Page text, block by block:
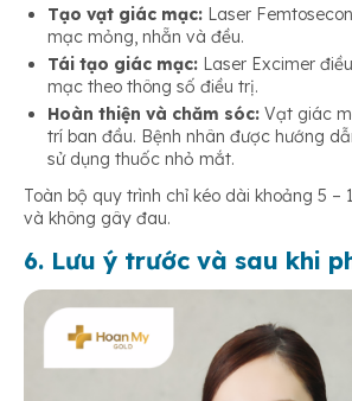
Tạo vạt giác mạc: Laser
mạc mỏng, nhẵn và đều.
Tái tạo giác mạc: Laser Excimer
mạc theo thông số điều trị.
Hoàn thiện và chăm sóc: Vạt giác
trí ban đầu. Bệnh nhân được hướng
sử dụng thuốc nhỏ mắt.
Toàn bộ quy trình chỉ kéo dài khoảng 5 –
và không gây đau.
6. Lưu ý trước và sau khi